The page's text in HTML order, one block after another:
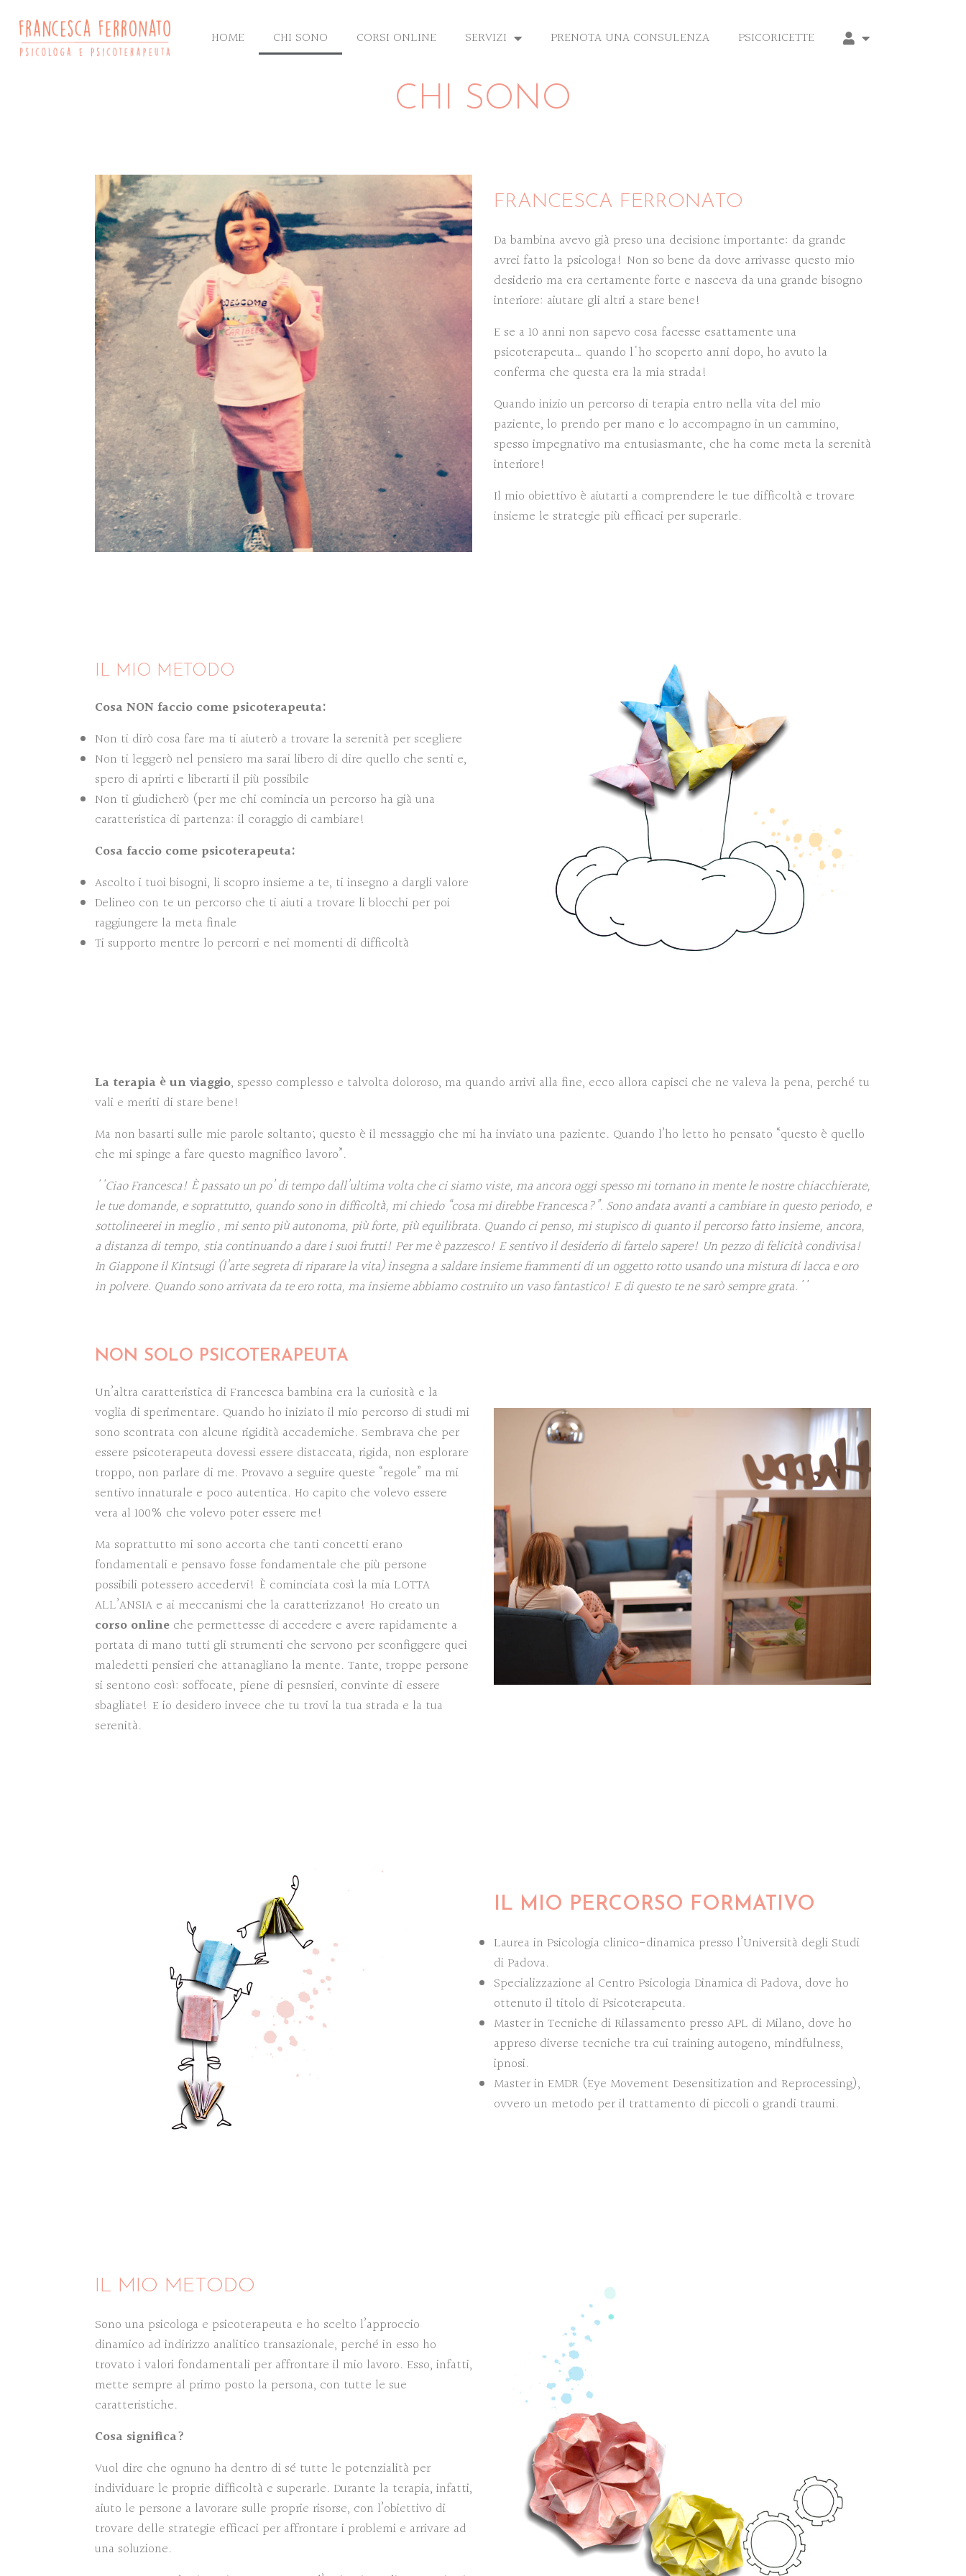
HOME CHI SONO CORSI ONLINE SERVIZI PRENOTA UNA CONSULENZA PSICORICETTE
CHI SONO
FRANCESCA FERRONATO
Da bambina avevo già preso una decisione importante: da grande
avrei fatto la psicologa! Non so bene da dove arrivasse questo mio
desiderio ma era certamente forte e nasceva da una grande bisogno
interiore: aiutare gli altri a stare bene!
E se a 10 anni non sapevo cosa facesse esattamente una
psicoterapeuta… quando l'ho scoperto anni dopo, ho avuto la
conferma che questa era la mia strada!
Quando inizio un percorso di terapia entro nella vita del mio
paziente, lo prendo per mano e lo accompagno in un cammino,
spesso impegnativo ma entusiasmante, che ha come meta la serenità
interiore!
Il mio obiettivo è aiutarti a comprendere le tue difficoltà e trovare
insieme le strategie più efficaci per superarle.
IL MIO METODO
Cosa NON faccio come psicoterapeuta:
Non ti dirò cosa fare ma ti aiuterò a trovare la serenità per scegliere
Non ti leggerò nel pensiero ma sarai libero di dire quello che senti e,
spero di aprirti e liberarti il più possibile
Non ti giudicherò (per me chi comincia un percorso ha già una
caratteristica di partenza: il coraggio di cambiare!
Cosa faccio come psicoterapeuta:
Ascolto i tuoi bisogni, li scopro insieme a te, ti insegno a dargli valore
Delineo con te un percorso che ti aiuti a trovare li blocchi per poi
raggiungere la meta finale
Ti supporto mentre lo percorri e nei momenti di difficoltà
La terapia è un viaggio, spesso complesso e talvolta doloroso, ma quando arrivi alla fine, ecco allora capisci che ne valeva la pena, perché tu
vali e meriti di stare bene!
Ma non basarti sulle mie parole soltanto; questo è il messaggio che mi ha inviato una paziente. Quando l’ho letto ho pensato “questo è quello
che mi spinge a fare questo magnifico lavoro”.
''Ciao Francesca! È passato un po’ di tempo dall’ultima volta che ci siamo viste, ma ancora oggi spesso mi tornano in mente le nostre chiacchierate,
le tue domande, e soprattutto, quando sono in difficoltà, mi chiedo “cosa mi direbbe Francesca?”. Sono andata avanti a cambiare in questo periodo, e
sottolineerei in meglio , mi sento più autonoma, più forte, più equilibrata. Quando ci penso, mi stupisco di quanto il percorso fatto insieme, ancora,
a distanza di tempo, stia continuando a dare i suoi frutti! Per me è pazzesco! E sentivo il desiderio di fartelo sapere! Un pezzo di felicità condivisa!
In Giappone il Kintsugi (l’arte segreta di riparare la vita) insegna a saldare insieme frammenti di un oggetto rotto usando una mistura di lacca e oro
in polvere. Quando sono arrivata da te ero rotta, ma insieme abbiamo costruito un vaso fantastico! E di questo te ne sarò sempre grata.''
NON SOLO PSICOTERAPEUTA
Un’altra caratteristica di Francesca bambina era la curiosità e la
voglia di sperimentare. Quando ho iniziato il mio percorso di studi mi
sono scontrata con alcune rigidità accademiche. Sembrava che per
essere psicoterapeuta dovessi essere distaccata, rigida, non esplorare
troppo, non parlare di me. Provavo a seguire queste “regole” ma mi
sentivo innaturale e poco autentica. Ho capito che volevo essere
vera al 100% che volevo poter essere me!
Ma soprattutto mi sono accorta che tanti concetti erano
fondamentali e pensavo fosse fondamentale che più persone
possibili potessero accedervi! È cominciata così la mia LOTTA
ALL’ANSIA e ai meccanismi che la caratterizzano! Ho creato un
corso online che permettesse di accedere e avere rapidamente a
portata di mano tutti gli strumenti che servono per sconfiggere quei
maledetti pensieri che attanagliano la mente. Tante, troppe persone
si sentono così: soffocate, piene di pesnsieri, convinte di essere
sbagliate! E io desidero invece che tu trovi la tua strada e la tua
serenità.
IL MIO PERCORSO FORMATIVO
Laurea in Psicologia clinico-dinamica presso l’Università degli Studi
di Padova.
Specializzazione al Centro Psicologia Dinamica di Padova, dove ho
ottenuto il titolo di Psicoterapeuta.
Master in Tecniche di Rilassamento presso APL di Milano, dove ho
appreso diverse tecniche tra cui training autogeno, mindfulness,
ipnosi.
Master in EMDR (Eye Movement Desensitization and Reprocessing),
ovvero un metodo per il trattamento di piccoli o grandi traumi.
IL MIO METODO
Sono una psicologa e psicoterapeuta e ho scelto l’approccio
dinamico ad indirizzo analitico transazionale, perché in esso ho
trovato i valori fondamentali per affrontare il mio lavoro. Esso, infatti,
mette sempre al primo posto la persona, con tutte le sue
caratteristiche.
Cosa significa?
Vuol dire che ognuno ha dentro di sé tutte le potenzialità per
individuare le proprie difficoltà e superarle. Durante la terapia, infatti,
aiuto le persone a lavorare sulle proprie risorse, con l’obiettivo di
trovare delle strategie efficaci per affrontare i problemi e arrivare ad
una soluzione.